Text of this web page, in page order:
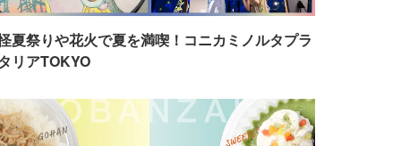
夏祭りや花火で夏を満喫！コニカミノルタプラ
リアTOKYO